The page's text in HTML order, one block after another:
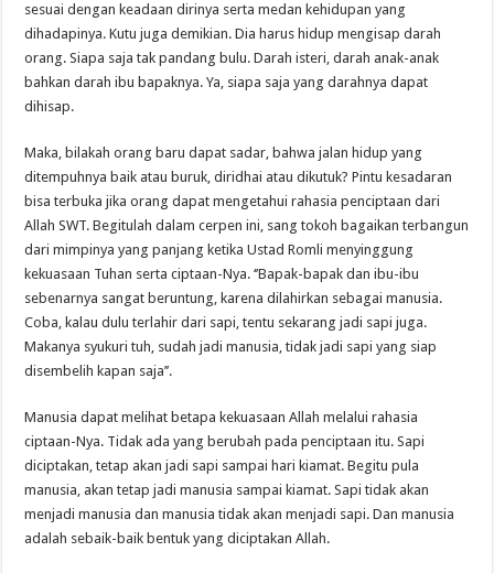
sesuai dengan keadaan dirinya serta medan kehidupan yang
dihadapinya. Kutu juga demikian. Dia harus hidup mengisap darah
orang. Siapa saja tak pandang bulu. Darah isteri, darah anak-anak
bahkan darah ibu bapaknya. Ya, siapa saja yang darahnya dapat
dihisap.
Maka, bilakah orang baru dapat sadar, bahwa jalan hidup yang
ditempuhnya baik atau buruk, diridhai atau dikutuk? Pintu kesadaran
bisa terbuka jika orang dapat mengetahui rahasia penciptaan dari
Allah SWT. Begitulah dalam cerpen ini, sang tokoh bagaikan terbangun
dari mimpinya yang panjang ketika Ustad Romli menyinggung
kekuasaan Tuhan serta ciptaan-Nya. ‘’Bapak-bapak dan ibu-ibu
sebenarnya sangat beruntung, karena dilahirkan sebagai manusia.
Coba, kalau dulu terlahir dari sapi, tentu sekarang jadi sapi juga.
Makanya syukuri tuh, sudah jadi manusia, tidak jadi sapi yang siap
disembelih kapan saja’’.
Manusia dapat melihat betapa kekuasaan Allah melalui rahasia
ciptaan-Nya. Tidak ada yang berubah pada penciptaan itu. Sapi
diciptakan, tetap akan jadi sapi sampai hari kiamat. Begitu pula
manusia, akan tetap jadi manusia sampai kiamat. Sapi tidak akan
menjadi manusia dan manusia tidak akan menjadi sapi. Dan manusia
adalah sebaik-baik bentuk yang diciptakan Allah.